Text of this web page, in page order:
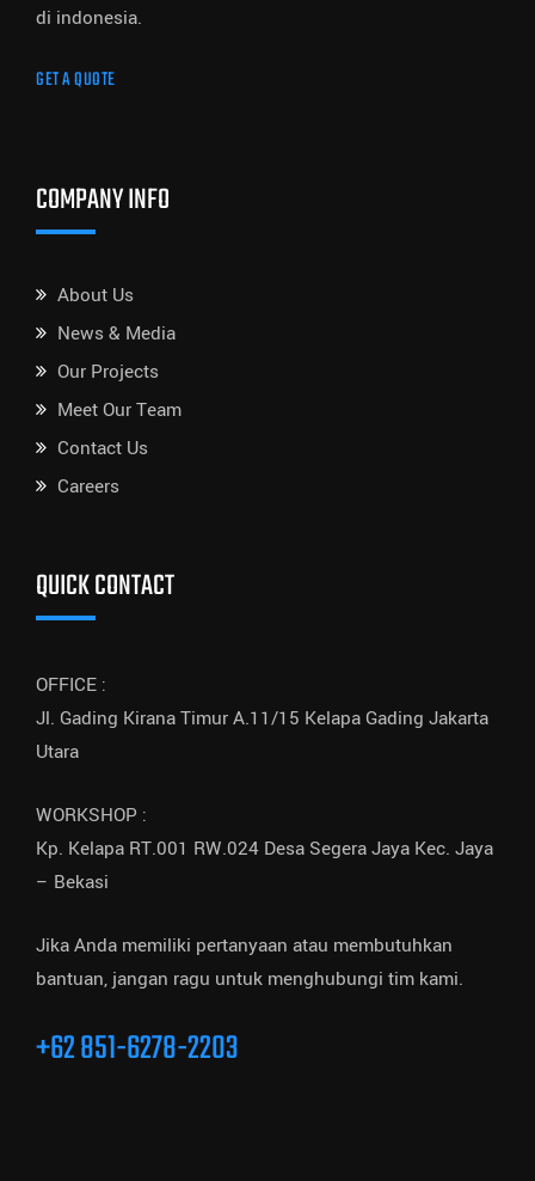
di indonesia.
GET A QUOTE
COMPANY INFO
About Us
News & Media
Our Projects
Meet Our Team
Contact Us
Careers
QUICK CONTACT
OFFICE :
Jl. Gading Kirana Timur A.11/15 Kelapa Gading Jakarta
Utara
WORKSHOP :
Kp. Kelapa RT.001 RW.024 Desa Segera Jaya Kec. Jaya
– Bekasi
Jika Anda memiliki pertanyaan atau membutuhkan
bantuan, jangan ragu untuk menghubungi tim kami.
+62 851-6278-2203